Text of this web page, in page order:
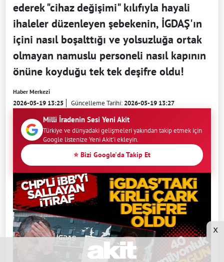
ederek "cihaz değişimi" kılıfıyla hayali
ihaleler düzenleyen şebekenin, İGDAŞ'ın
içini nasıl boşalttığı ve yolsuzluğa ortak
olmayan namuslu personeli nasıl kapının
önüne koyduğu tek tek deşifre oldu!
Haber Merkezi
2026-05-19 13:25 Güncelleme Tarihi:2026-05-19 13:27
Milli İradenin Sesi Yeni Akit
Türkiye ve dünyadaki gelişmeleri yakından takip etmek için
Google listenize Yeni Akit'i ekleyin.
⭐ Bizi Google'da Takip Et
x